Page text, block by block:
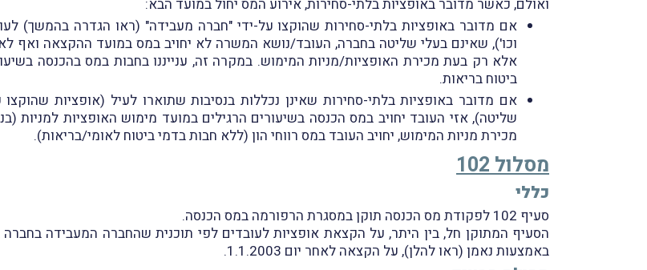
ואולם, כאשר מדובר באופציות בלתי-סחירות, אירוע המס יחול במועד הבא:
אם מדובר באופציות בלתי-סחירות שהוקצו על-ידי "חברה מעבידה" (ראו הגדרה בהמשך)
וכו'), שאינם בעלי שליטה בחברה, העובד/נושא המשרה לא יחויב במס במועד ההקצאה ואף
אלא רק בעת מכירת האופציות/מניות המימוש. במקרה זה, ענייננו בחבות במס בהכנסה
ביטוח בריאות.
אם מדובר באופציות בלתי-סחירות שאינן נכללות בנסיבות שתוארו לעיל (אופציות
שליטה), אזי העובד יחויב במס הכנסה בשיעורים הרגילים במועד מימוש האופציות למניות
מכירת מניות המימוש, יחויב העובד במס רווחי הון (ללא חבות בדמי ביטוח לאומי/בריאות).
מסלול 102
כללי
סעיף 102 לפקודת מס הכנסה תוקן במסגרת הרפורמה במס הכנסה.
באמצעות נאמן (ראו להלן), על הקצאה לאחר יום 1.1.2003.